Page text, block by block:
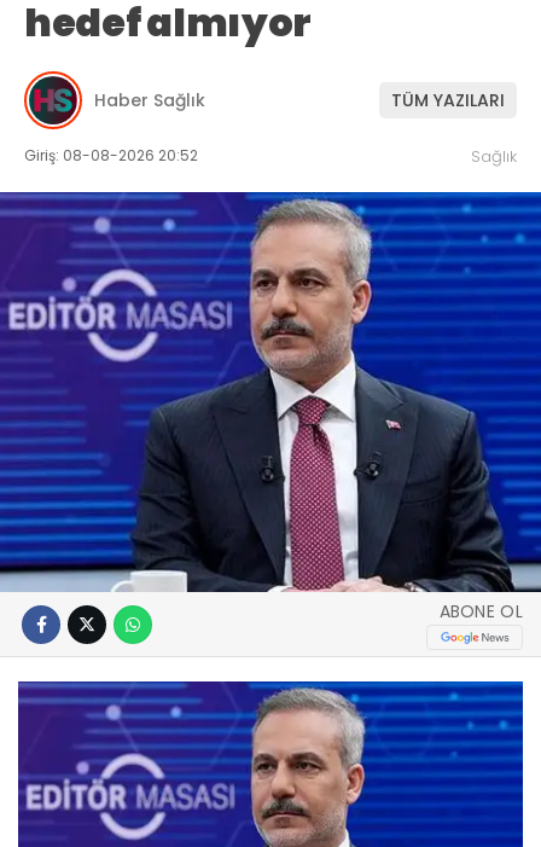
hedef almıyor
Haber Sağlık TÜM YAZILARI
Giriş: 08-08-2026 20:52 Sağlık
ABONE OL